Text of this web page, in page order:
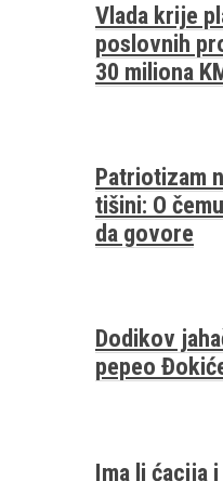
Vlada krije
poslovnih
30 miliona
Patriotizam
tišini: O
da govore
Dodikov
pepeo
Ima li ćacija